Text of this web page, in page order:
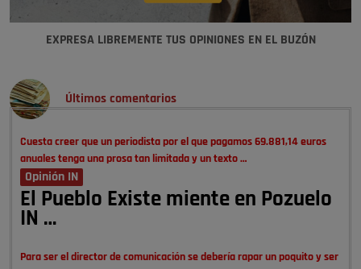
EXPRESA LIBREMENTE TUS OPINIONES EN EL BUZÓN
Últimos comentarios
Cuesta creer que un periodista por el que pagamos 69.881,14 euros
anuales tenga una prosa tan limitada y un texto …
Opinión IN
El Pueblo Existe miente en Pozuelo
IN …
Para ser el director de comunicación se debería rapar un poquito y ser